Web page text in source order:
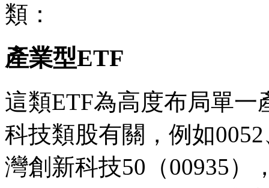
類：
產業型ETF
這類ETF為高度布局單
科技類股有關，例如
灣創新科技50（00935）